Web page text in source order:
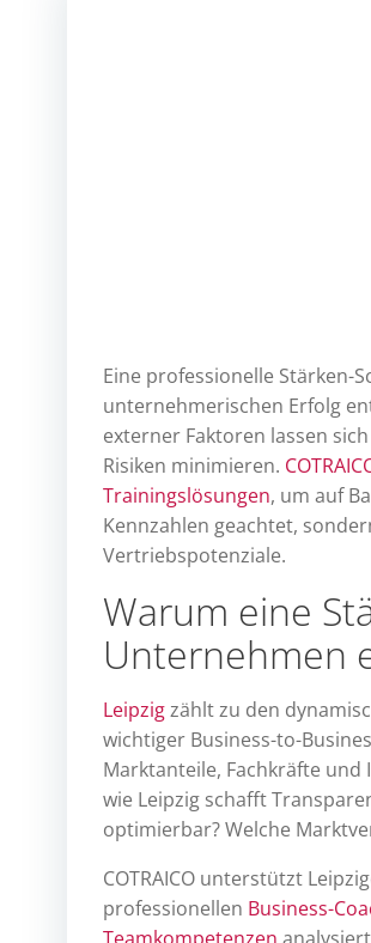
Eine professionelle Stärken-
unternehmerischen Erfolg
externer Faktoren lassen
Risiken minimieren.
Trainingslösungen, um auf
Kennzahlen geachtet,
Vertriebspotenziale.
Warum eine
Unternehmen
Leipzigzählt zu den
wichtiger Business-to-
Marktanteile, Fachkräfte
wie Leipzig schafft
optimierbar? Welche
COTRAICO unterstützt
professionellen Business-